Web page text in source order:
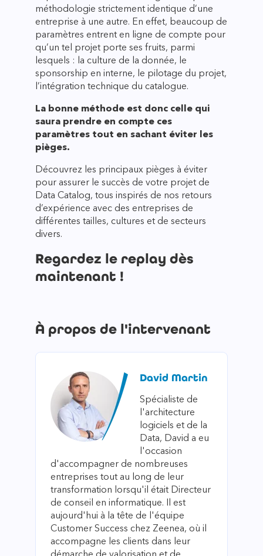
méthodologie strictement identique d’une
entreprise à une autre. En effet, beaucoup de
paramètres entrent en ligne de compte pour
qu’un tel projet porte ses fruits, parmi
lesquels : la culture de la donnée, le
sponsorship en interne, le pilotage du projet,
l’intégration technique du catalogue.
La bonne méthode est donc celle qui
saura prendre en compte ces
paramètres tout en sachant éviter les
pièges.
Découvrez les principaux pièges à éviter
pour assurer le succès de votre projet de
Data Catalog, tous inspirés de nos retours
d’expérience avec des entreprises de
différentes tailles, cultures et de secteurs
divers.
Regardez le replay dès
maintenant !
À propos de l'intervenant
David Martin
Spécialiste de
l'architecture
logiciels et de la
Data, David a eu
l'occasion
d'accompagner de nombreuses
entreprises tout au long de leur
transformation lorsqu'il était Directeur
de conseil en informatique. Il est
aujourd'hui à la tête de l'équipe
Customer Success chez Zeenea, où il
accompagne les clients dans leur